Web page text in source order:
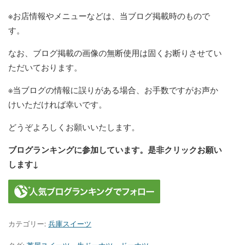
※お店情報やメニューなどは、当ブログ掲載時のもので
す。
なお、ブログ掲載の画像の無断使用は固くお断りさせてい
ただいております。
※当ブログの情報に誤りがある場合、お手数ですがお声か
けいただければ幸いです。
どうぞよろしくお願いいたします。
ブログランキングに参加しています。是非クリックお願い
します↓
カテゴリー: 兵庫スイーツ